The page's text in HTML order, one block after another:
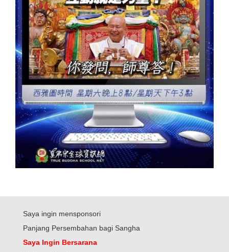
Saya ingin mensponsori
Panjang Persembahan bagi Sangha
Saya Ingin Bersarana